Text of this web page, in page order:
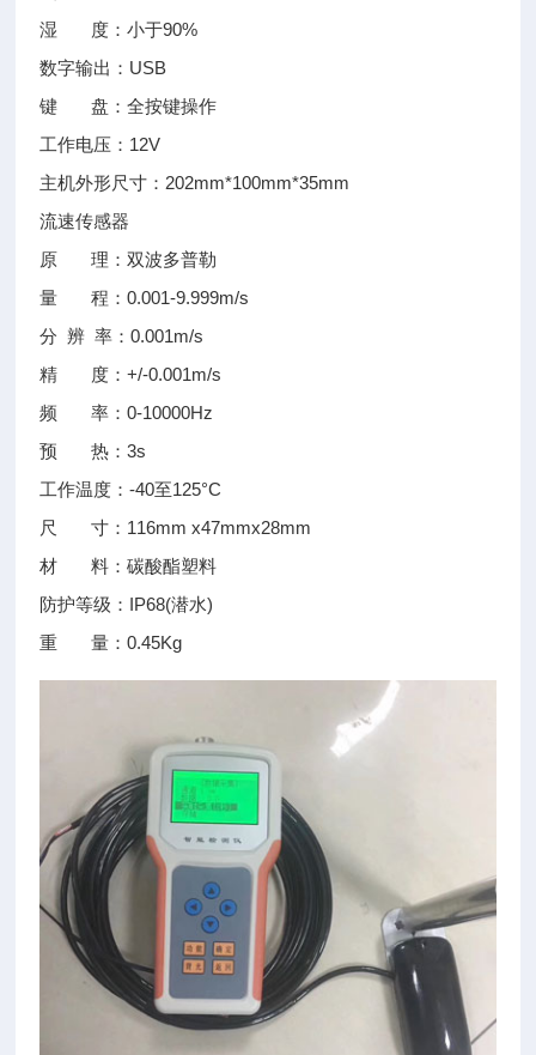
湿 度：小于90%
数字输出：USB
键 盘：全按键操作
工作电压：12V
主机外形尺寸：202mm*100mm*35mm
流速传感器
原 理：双波多普勒
量 程：0.001-9.999m/s
分 辨 率：0.001m/s
精 度：+/-0.001m/s
频 率：0-10000Hz
预 热：3s
工作温度：-40至125°C
尺 寸：116mm x47mmx28mm
材 料：碳酸酯塑料
防护等级：IP68(潜水)
重 量：0.45Kg